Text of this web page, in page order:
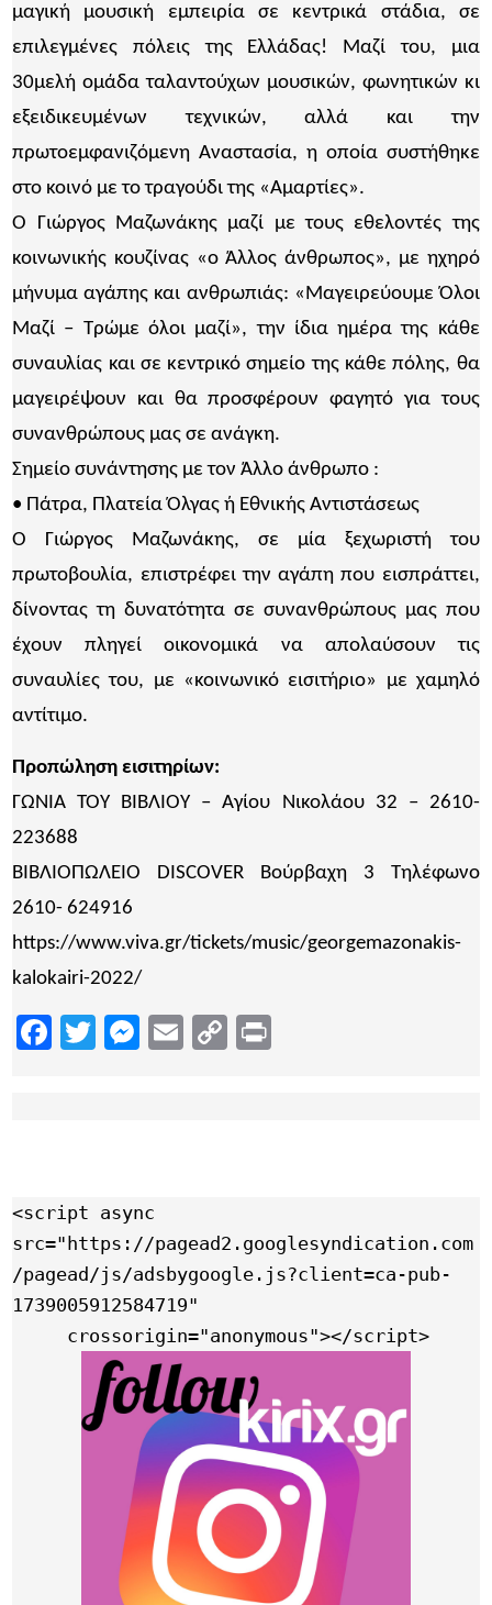
μαγική μουσική εμπειρία σε κεντρικά στάδια, σε
επιλεγμένες πόλεις της Ελλάδας! Μαζί του, μια
30μελή ομάδα ταλαντούχων μουσικών, φωνητικών κι
εξειδικευμένων τεχνικών, αλλά και την
πρωτοεμφανιζόμενη Αναστασία, η οποία συστήθηκε
στο κοινό με το τραγούδι της «Αμαρτίες».
Ο Γιώργος Μαζωνάκης μαζί με τους εθελοντές της
κοινωνικής κουζίνας «ο Άλλος άνθρωπος», με ηχηρό
μήνυμα αγάπης και ανθρωπιάς: «Μαγειρεύουμε Όλοι
Μαζί – Τρώμε όλοι μαζί», την ίδια ημέρα της κάθε
συναυλίας και σε κεντρικό σημείο της κάθε πόλης, θα
μαγειρέψουν και θα προσφέρουν φαγητό για τους
συνανθρώπους μας σε ανάγκη.
Σημείο συνάντησης με τον Άλλο άνθρωπο :
• Πάτρα, Πλατεία Όλγας ή Εθνικής Αντιστάσεως
Ο Γιώργος Μαζωνάκης, σε μία ξεχωριστή του
πρωτοβουλία, επιστρέφει την αγάπη που εισπράττει,
δίνοντας τη δυνατότητα σε συνανθρώπους μας που
έχουν πληγεί οικονομικά να απολαύσουν τις
συναυλίες του, με «κοινωνικό εισιτήριο» με χαμηλό
αντίτιμο.
Προπώληση εισιτηρίων:
ΓΩΝΙΑ ΤΟΥ ΒΙΒΛΙΟΥ – Αγίου Νικολάου 32 – 2610-
223688
ΒΙΒΛΙΟΠΩΛΕΙΟ DISCOVER Βούρβαχη 3 Τηλέφωνο
2610- 624916
https://www.viva.gr/tickets/music/georgemazonakis-
kalokairi-2022/
Facebook
TwitterMessenger
EmailCopy
<script async
src="https://pagead2.googlesyndication.com
/pagead/js/adsbygoogle.js?client=ca-pub-
1739005912584719"
     crossorigin="anonymous"></script>